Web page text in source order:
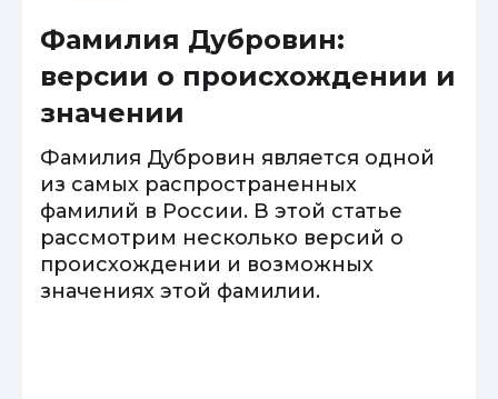
Фамилия Дубровин:
версии о происхождении и
значении
Фамилия Дубровин является одной
из самых распространенных
фамилий в России. В этой статье
рассмотрим несколько версий о
происхождении и возможных
значениях этой фамилии.